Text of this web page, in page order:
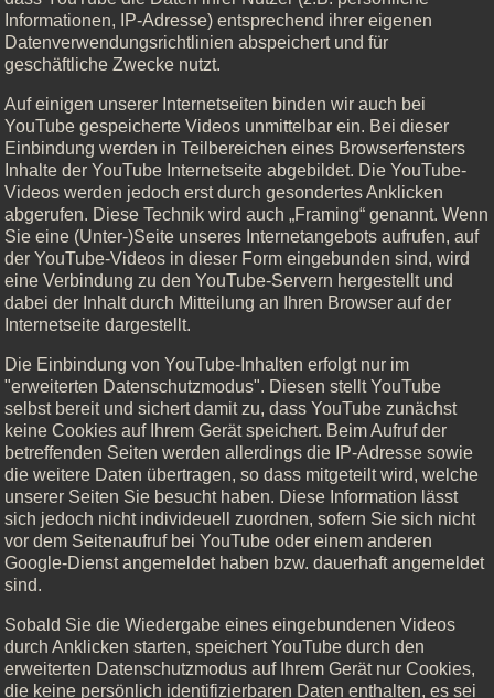
Informationen, IP-Adresse) entsprechend ihrer eigenen
Datenverwendungsrichtlinien abspeichert und für
geschäftliche Zwecke nutzt.
Auf einigen unserer Internetseiten binden wir auch bei
YouTube gespeicherte Videos unmittelbar ein. Bei dieser
Einbindung werden in Teilbereichen eines Browserfensters
Inhalte der YouTube Internetseite abgebildet. Die YouTube-
Videos werden jedoch erst durch gesondertes Anklicken
abgerufen. Diese Technik wird auch „Framing“ genannt. Wenn
Sie eine (Unter-)Seite unseres Internetangebots aufrufen, auf
der YouTube-Videos in dieser Form eingebunden sind, wird
eine Verbindung zu den YouTube-Servern hergestellt und
dabei der Inhalt durch Mitteilung an Ihren Browser auf der
Internetseite dargestellt.
Die Einbindung von YouTube-Inhalten erfolgt nur im
"erweiterten Datenschutzmodus". Diesen stellt YouTube
selbst bereit und sichert damit zu, dass YouTube zunächst
keine Cookies auf Ihrem Gerät speichert. Beim Aufruf der
betreffenden Seiten werden allerdings die IP-Adresse sowie
die weitere Daten übertragen, so dass mitgeteilt wird, welche
unserer Seiten Sie besucht haben. Diese Information lässt
sich jedoch nicht individeuell zuordnen, sofern Sie sich nicht
vor dem Seitenaufruf bei YouTube oder einem anderen
Google-Dienst angemeldet haben bzw. dauerhaft angemeldet
sind.
Sobald Sie die Wiedergabe eines eingebundenen Videos
durch Anklicken starten, speichert YouTube durch den
erweiterten Datenschutzmodus auf Ihrem Gerät nur Cookies,
die keine persönlich identifizierbaren Daten enthalten, es sei